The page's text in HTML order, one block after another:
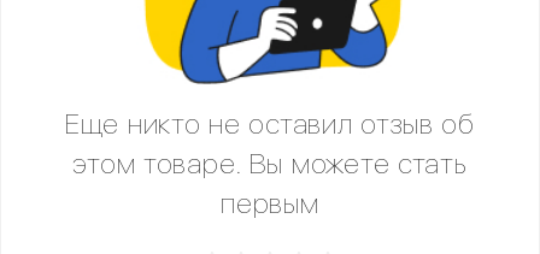
Еще никто не оставил отзыв об
этом товаре. Вы можете стать
первым